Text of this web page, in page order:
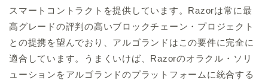
スマートコントラクトを提供しています。Razorは常に最
高グレードの評判の高いブロックチェーン・プロジェクト
との提携を望んでおり、アルゴランドはこの要件に完全に
適合しています。うまくいけば、Razorのオラクル・ソリ
ューションをアルゴランドのプラットフォームに統合する